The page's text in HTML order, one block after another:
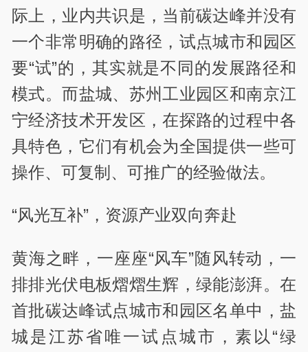
际上，业内共识是，当前碳达峰并没有
一个非常明确的路径，试点城市和园区
要“试”的，其实就是不同的发展路径和
模式。而盐城、苏州工业园区和南京江
宁经济技术开发区，在探路的过程中各
具特色，它们有机会为全国提供一些可
操作、可复制、可推广的经验做法。
“风光互补”，资源产业双向奔赴
黄海之畔，一座座“风车”随风转动，一
排排光伏电板熠熠生辉，绿能澎湃。在
首批碳达峰试点城市和园区名单中，盐
城是江苏省唯一试点城市，素以“绿